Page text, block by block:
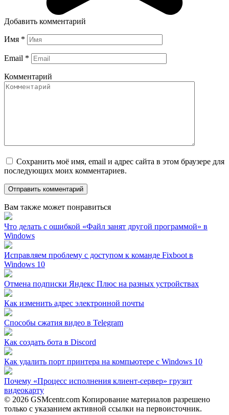
Добавить комментарий
Имя *
Email *
Комментарий
Сохранить моё имя, email и адрес сайта в этом браузере для
последующих моих комментариев.
Вам также может понравиться
Что делать с ошибкой «Файл занят другой программой» в
Windows
Исправляем проблему с доступом к команде Fixboot в
Windows 10
Отмена подписки Яндекс Плюс на разных устройствах
Как изменить адрес электронной почты
Способы сжатия видео в Telegram
Как создать бота в Discord
Как удалить порт принтера на компьютере с Windows 10
Почему «Процесс исполнения клиент-сервер» грузит
видеокарту
© 2026 GSMcentr.com Копирование материалов разрешено
только с указанием активной ссылки на первоисточник.